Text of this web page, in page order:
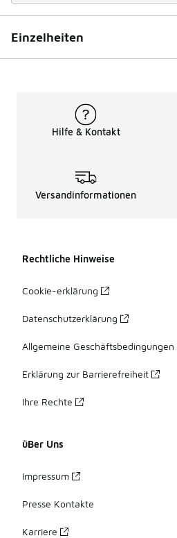
Einzelheiten
Hilfe & Kontakt
Versandinformationen
Rechtliche Hinweise
Cookie-erklärung
Datenschutzerklärung
Allgemeine Geschäftsbedingungen
Erklärung zur Barrierefreiheit
Ihre Rechte
üBer Uns
Impressum
Presse Kontakte
Karriere